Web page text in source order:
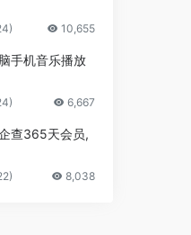
10,655
手机音乐播放
6,667
查365天会员,
8,038